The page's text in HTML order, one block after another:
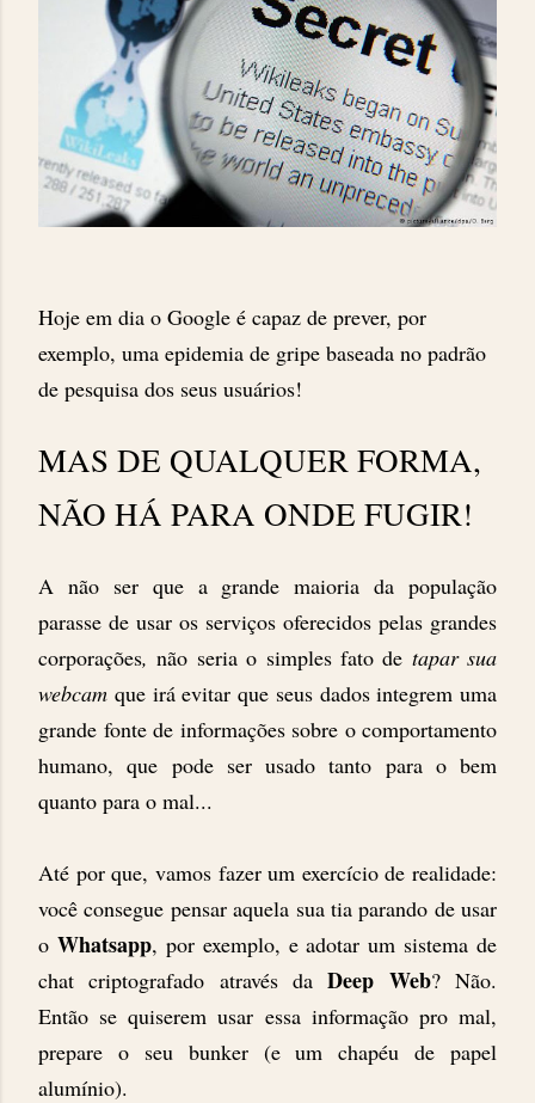
Hoje em dia o Google é capaz de prever, por
exemplo, uma epidemia de gripe baseada no padrão
de pesquisa dos seus usuários!
MAS DE QUALQUER FORMA,
NÃO HÁ PARA ONDE FUGIR!
A não ser que a grande maioria da população
parasse de usar os serviços oferecidos pelas grandes
corporações, não seria o simples fato de tapar sua
webcam que irá evitar que seus dados integrem uma
grande fonte de informações sobre o comportamento
humano, que pode ser usado tanto para o bem
quanto para o mal...
Até por que, vamos fazer um exercício de realidade:
você consegue pensar aquela sua tia parando de usar
o Whatsapp, por exemplo, e adotar um sistema de
chat criptografado através daDeep Web? Não.
Então se quiserem usar essa informação pro mal,
prepare o seu bunker (e um chapéu de papel
alumínio).